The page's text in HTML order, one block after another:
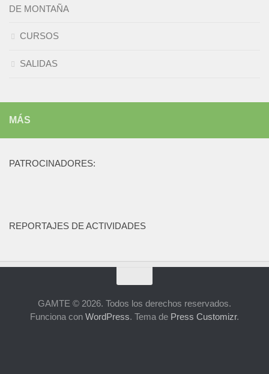
DE MONTAÑA
CURSOS
SALIDAS
MÁS
PATROCINADORES:
REPORTAJES DE ACTIVIDADES
GAMTE © 2026. Todos los derechos reservados.
Funciona con WordPress. Tema de Press Customizr.